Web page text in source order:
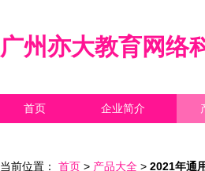
广州亦大教育网络
首页 企业简介
当前位置： 首页 > 产品大全 > 2021年通